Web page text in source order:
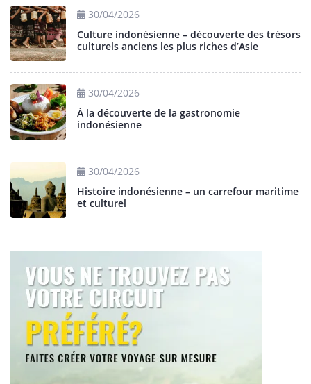
30/04/2026
Culture indonésienne – découverte des trésors
culturels anciens les plus riches d’Asie
30/04/2026
À la découverte de la gastronomie
indonésienne
30/04/2026
Histoire indonésienne – un carrefour maritime
et culturel